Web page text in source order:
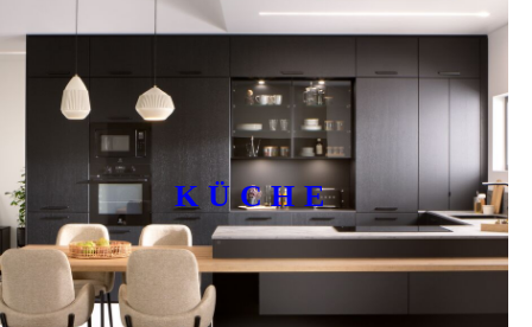
KÜCHE